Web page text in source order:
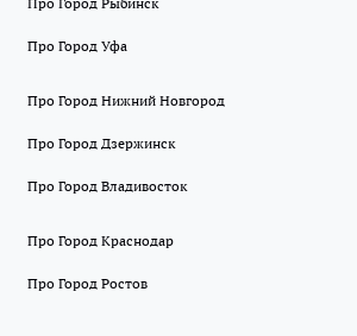
Про Город Уфа
Про Город Нижний Новгород
Про Город Дзержинск
Про Город Владивосток
Про Город Краснодар
Про Город Ростов